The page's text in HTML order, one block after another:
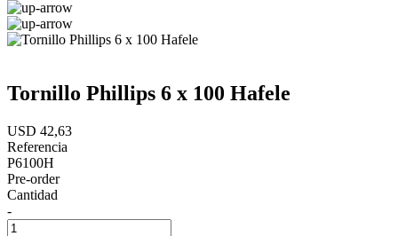
Tornillo Phillips 6 x 100 Hafele
USD 42,63
Referencia
P6100H
Pre-order
Cantidad
-